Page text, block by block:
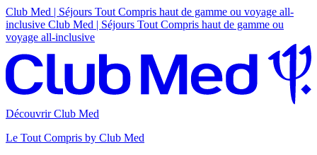
Club Med | Séjours Tout Compris haut de gamme ou voyage all-
inclusive Club Med | Séjours Tout Compris haut de gamme ou
voyage all-inclusive
Découvrir Club Med
Le Tout Compris by Club Med